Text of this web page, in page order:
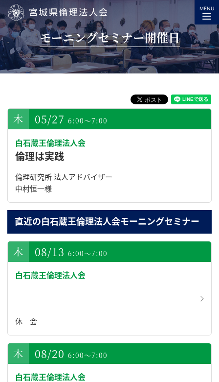
宮城県倫理法人会
MENU
モーニングセミナー開催日
05/27 6:00～7:00
白石蔵王倫理法人会
倫理は実践
倫理研究所 法人アドバイザー
中村恒一様
直近の白石蔵王倫理法人会モーニングセミナー
08/13 6:00～7:00
白石蔵王倫理法人会
休 会
08/20 6:00～7:00
白石蔵王倫理法人会